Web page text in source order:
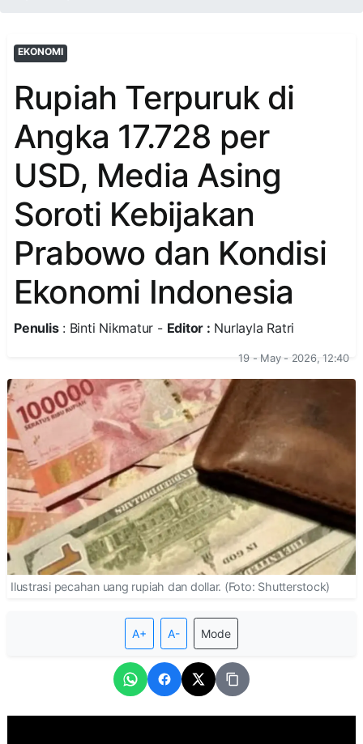
EKONOMI
Rupiah Terpuruk di
Angka 17.728 per
USD, Media Asing
Soroti Kebijakan
Prabowo dan Kondisi
Ekonomi Indonesia
Penulis: Binti Nikmatur - Editor : Nurlayla Ratri
19 - May - 2026, 12:40
Ilustrasi pecahan uang rupiah dan dollar. (Foto: Shutterstock)
A+ A- Mode